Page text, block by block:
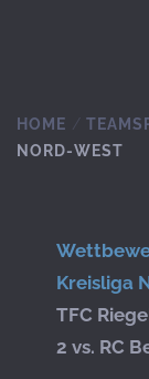
Zum
HOME
NORD-WEST
Kreisliga
TFC
2 vs. RC